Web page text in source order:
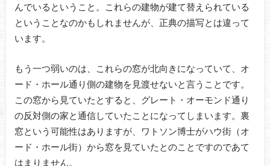
んでいるということ。これらの建物が建て替えられている
ということなのかもしれませんが、正典の描写とは違って
います。
もう一つ弱いのは、これらの窓が北向きになっていて、オ
ード・ホール通り側の建物を見渡せないと言うことです。
この窓から見ていたとすると、グレート・オーモンド通り
の反対側の家と通信していたことになってしまいます。裏
窓という可能性はありますが、ワトソン博士がハウ街（オ
ード・ホール街）から窓を見ていたとのことですのであて
はまりません。